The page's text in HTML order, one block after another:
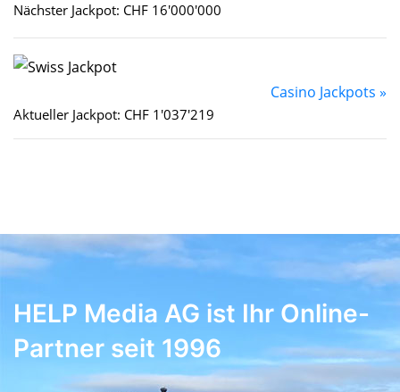
Nächster Jackpot: CHF 16'000'000
Casino Jackpots »
Aktueller Jackpot: CHF 1'037'219
HELP Media AG ist Ihr Online-
Partner seit 1996